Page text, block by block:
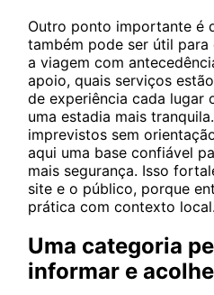
Outro ponto importante é
também pode ser útil
a viagem com
apoio, quais serviços
de experiência cada lugar
uma estadia mais
imprevistos sem
aqui uma base confiável
mais segurança. Isso
site e o público, porque
prática com contexto local.
Uma categoria
informar e